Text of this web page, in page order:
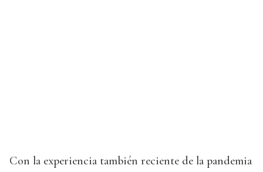
Con la experiencia también reciente de la pandemia